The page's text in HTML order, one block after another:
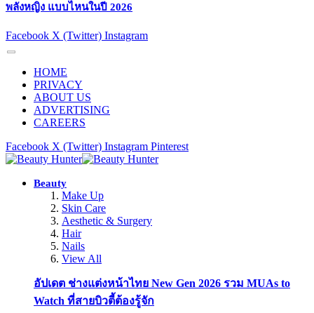
พลังหญิง แบบไหนในปี 2026
Facebook X (Twitter) Instagram
HOME
PRIVACY
ABOUT US
ADVERTISING
CAREERS
Facebook X (Twitter) Instagram Pinterest
Beauty
Make Up
Skin Care
Aesthetic & Surgery
Hair
Nails
View All
อัปเดต ช่างแต่งหน้าไทย New Gen 2026 รวม MUAs to
Watch ที่สายบิวตี้ต้องรู้จัก